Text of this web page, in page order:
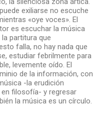
exiliarse no escuche
«oye voces». El
es escuchar la música
partitura que
falla, no hay nada que
estudiar febrilmente para
levemente oído. El
de la información, con
-la erudición
filosofía- y regresar
la música es un círculo.